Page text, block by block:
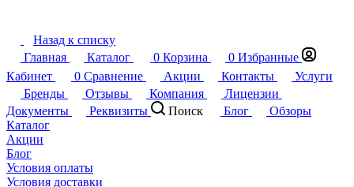
Назад к списку
Главная
Каталог 0 Корзина 0 Избранные
Кабинет
0 Сравнение Акции Контакты
Услуги
Бренды
Отзывы Компания
Лицензии
Документы
Реквизиты Поиск Блог
Обзоры
Каталог
Акции
Блог
Условия оплаты
Условия доставки